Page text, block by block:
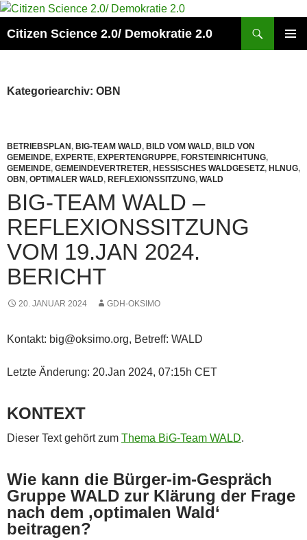
Zum
springen
Citizen Science 2.0/ Demokratie 2.0
Kategoriearchiv: OBN
BETRIEBSPLAN, BIG-TEAM WALD, BILD VOM WALD, BILD VON
GEMEINDE, EXPERTE, EXPERTENGRUPPE, FORSTEINRICHTUNG,
GEMEINDE, GEMEINDEVERTRETER, HESSISCHES WALDGESETZ, HLNUG,
OBN, OPTIMALER WALD, REFLEXIONSSITZUNG, WALD
BIG-TEAM WALD –
REFLEXIONSSITZUNG
VOM 19.JAN 2024.
BERICHT
20. JANUAR 2024 GDH-OKSIMO
Kontakt: big@oksimo.org, Betreff: WALD
Letzte Änderung: 20.Jan 2024, 07:15h CET
KONTEXT
Dieser Text gehört zum Thema BiG-Team WALD.
Wie kann die Bürger-im-Gespräch
Gruppe WALD zur Klärung der Frage
nach dem ‚optimalen Wald‘
beitragen?